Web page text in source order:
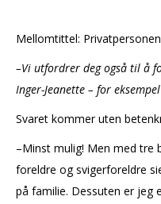
Mellomtittel: Privatpersonen
–Vi utfordrer deg også til å
Inger-Jeanette – for
Svaret kommer uten
–Minst mulig! Men med tre
foreldre og svigerforeldre
på familie. Dessuten er jeg